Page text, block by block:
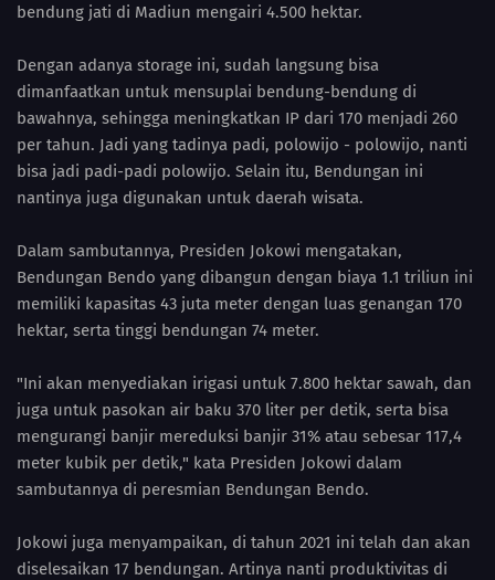
bendung jati di Madiun mengairi 4.500 hektar.
Dengan adanya storage ini, sudah langsung bisa
dimanfaatkan untuk mensuplai bendung-bendung di
bawahnya, sehingga meningkatkan IP dari 170 menjadi 260
per tahun. Jadi yang tadinya padi, polowijo - polowijo, nanti
bisa jadi padi-padi polowijo. Selain itu, Bendungan ini
nantinya juga digunakan untuk daerah wisata.
Dalam sambutannya, Presiden Jokowi mengatakan,
Bendungan Bendo yang dibangun dengan biaya 1.1 triliun ini
memiliki kapasitas 43 juta meter dengan luas genangan 170
hektar, serta tinggi bendungan 74 meter.
"Ini akan menyediakan irigasi untuk 7.800 hektar sawah, dan
juga untuk pasokan air baku 370 liter per detik, serta bisa
mengurangi banjir mereduksi banjir 31% atau sebesar 117,4
meter kubik per detik," kata Presiden Jokowi dalam
sambutannya di peresmian Bendungan Bendo.
Jokowi juga menyampaikan, di tahun 2021 ini telah dan akan
diselesaikan 17 bendungan. Artinya nanti produktivitas di